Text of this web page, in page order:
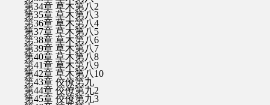
第34章 草木第八2
第35章 草木第八3
第36章 草木第八4
第37章 草木第八5
第38章 草木第八6
第39章 草木第八7
第40章 草木第八8
第41章 草木第八9
第42章 草木第八10
第43章 佼僚第九
第44章 佼僚第九2
第45章 佼僚第九3